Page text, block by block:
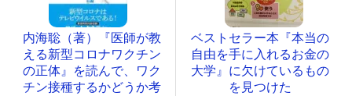
内海聡（著）『医師が教
える新型コロナワクチン
の正体』を読んで、ワク
チン接種するかどうか考
ベストセラー本『本当の
自由を手に入れるお金の
大学』に欠けているもの
を見つけた